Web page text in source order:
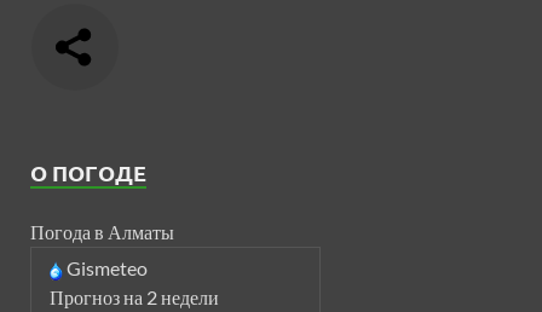
О ПОГОДЕ
Погода в Алматы
Gismeteo
Прогноз на 2 недели